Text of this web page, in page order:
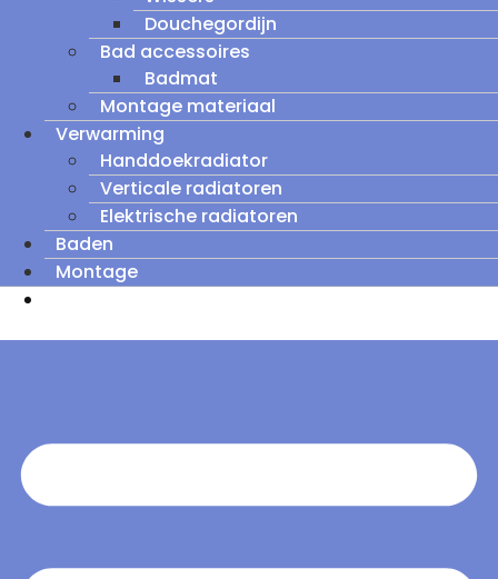
Douchegordijn
Bad accessoires
Badmat
Montage materiaal
Verwarming
Handdoekradiator
Verticale radiatoren
Elektrische radiatoren
Baden
Montage